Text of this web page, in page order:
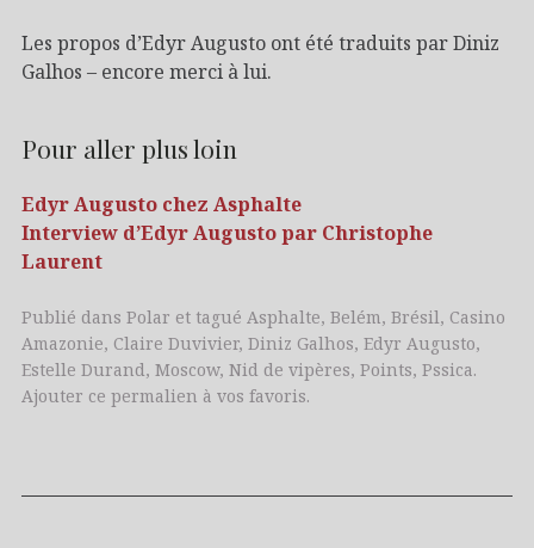
Les propos d’Edyr Augusto ont été traduits par Diniz
Galhos – encore merci à lui.
Pour aller plus loin
Edyr Augusto chez Asphalte
Interview d’Edyr Augusto par Christophe
Laurent
Publié dans Polar et tagué Asphalte, Belém, Brésil, Casino
Amazonie, Claire Duvivier, Diniz Galhos, Edyr Augusto,
Estelle Durand, Moscow, Nid de vipères, Points, Pssica.
Ajouter ce permalien à vos favoris.